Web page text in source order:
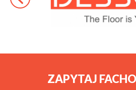
ZAPYTAJ